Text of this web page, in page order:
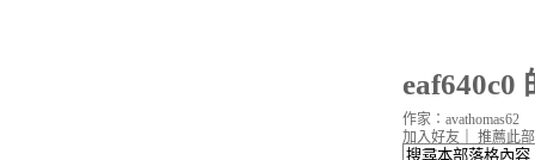
eaf640c0
加入好友 推薦此
作家：avathomas62